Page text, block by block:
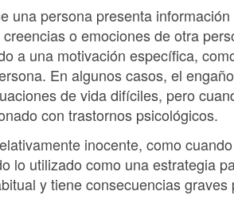
una persona presenta
o emociones de otra
a una motivación específica,
En algunos casos, el
de vida difíciles, pero
con trastornos psicológicos.
inocente, como
lo utilizado como una estrategia
y tiene consecuencias